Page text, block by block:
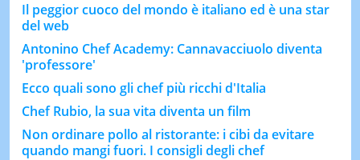
Il peggior cuoco del mondo è italiano ed è una star
del web
Antonino Chef Academy: Cannavacciuolo diventa
'professore'
Ecco quali sono gli chef più ricchi d'Italia
Chef Rubio, la sua vita diventa un film
Non ordinare pollo al ristorante: i cibi da evitare
quando mangi fuori. I consigli degli chef